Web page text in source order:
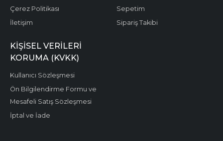
Çerez Politikası
İletişim
Sepetim
Sipariş Takibi
KIŞISEL VERILERI
KORUMA (KVKK)
Kullanıcı Sözleşmesi
Ön Bilgilendirme Formu ve
Mesafeli Satış Sözleşmesi
İptal ve İade